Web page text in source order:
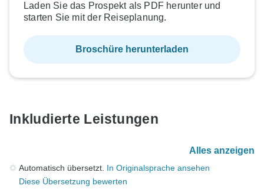
Laden Sie das Prospekt als PDF herunter und
starten Sie mit der Reiseplanung.
Broschüre herunterladen
Inkludierte Leistungen
Alles anzeigen
Automatisch übersetzt. In Originalsprache ansehen
Diese Übersetzung bewerten